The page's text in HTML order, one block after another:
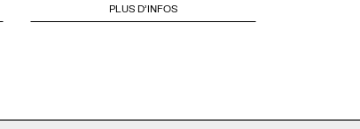
PLUS D'INFOS